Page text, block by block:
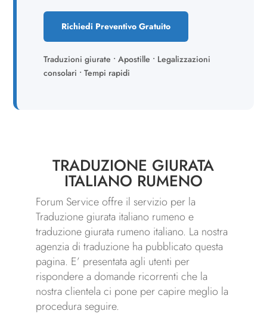
Richiedi Preventivo Gratuito
Traduzioni giurate • Apostille • Legalizzazioni
consolari • Tempi rapidi
TRADUZIONE GIURATA
ITALIANO RUMENO
Forum Service offre il servizio per la
Traduzione giurata italiano rumeno e
traduzione giurata rumeno italiano. La nostra
agenzia di traduzione ha pubblicato questa
pagina. E’ presentata agli utenti per
rispondere a domande ricorrenti che la
nostra clientela ci pone per capire meglio la
procedura seguire.